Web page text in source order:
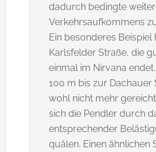
dadurch bedingte
Verkehrsaufkommens
Ein besonderes Beispiel
Karlsfelder Straße, die
einmal im Nirvana
100 m bis zur Dachauer
wohl nicht mehr
sich die Pendler durch
entsprechender
quälen. Einen